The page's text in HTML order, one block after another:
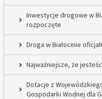
Inwestycje drogowe w
rozpoczęte
Droga w Białocinie
Najważniejsze, że
Dotacje z
Gospodarki Wodnej dla